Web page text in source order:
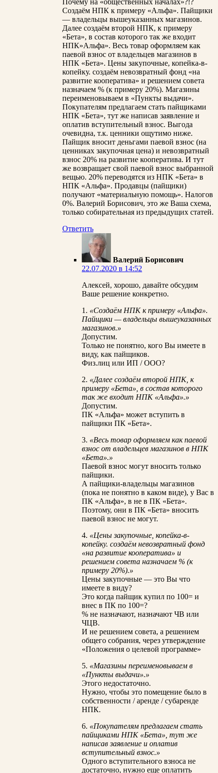
Почему на «общественных началах»?!?
Создаём НПК к примеру «Альфа». Пайщики
— владельцы вышеуказанных магазинов.
Далее создаём второй НПК, к примеру
«Бета», в состав которого так же входит
НПК»Альфа». Весь товар оформляем как
паевой взнос от владельцев магазинов в
НПК «Бета». Цены закупочные, копейка-в-
копейку. создаём невозвратный фонд «на
развитие кооператива» и решением совета
назначаем % (к примеру 20%). Магазины
переименовываем в «Пункты выдачи».
Покупателям предлагаем стать пайщиками
НПК «Бета», тут же написав заявление и
оплатив вступительный взнос. Выгода
очевидна, т.к. ценники ощутимо ниже.
Пайщик вносит деньгами паевой взнос (на
ценниках закупочная цена) и невозвратный
взнос 20% на развитие кооператива. И тут
же возвращает свой паевой взнос выбранной
вещью. 20% переводятся из НПК «Бета» в
НПК «Альфа». Продавцы (пайщики)
получают «материальную помощь». Налогов
0%. Валерий Борисович, это же Ваша схема,
только собирательная из предыдущих статей.
Ответить
Валерий Борисович
22.07.2020 в 14:52
Алексей, хорошо, давайте обсудим
Ваше решение конкретно.
1. «Создаём НПК к примеру «Альфа».
Пайщики — владельцы вышеуказанных
магазинов.»
Допустим.
Только не понятно, кого Вы имеете в
виду, как пайщиков.
Физ.лиц или ИП / ООО?
2. «Далее создаём второй НПК, к
примеру «Бета», в состав которого
так же входит НПК «Альфа».»
Допустим.
ПК «Альфа» может вступить в
пайщики ПК «Бета».
3. «Весь товар оформляем как паевой
взнос от владельцев магазинов в НПК
«Бета».»
Паевой взнос могут вносить только
пайщики.
А пайщики-владельцы магазинов
(пока не понятно в каком виде), у Вас в
ПК «Альфа», в не в ПК «Бета».
Поэтому, они в ПК «Бета» вносить
паевой взнос не могут.
4. «Цены закупочные, копейка-в-
копейку. создаём невозвратный фонд
«на развитие кооператива» и
решением совета назначаем % (к
примеру 20%).»
Цены закупочные — это Вы что
имеете в виду?
Это когда пайщик купил по 100= и
внес в ПК по 100=?
% не назначают, назначают ЧВ или
ЧЦВ.
И не решением совета, а решением
общего собрания, через утверждение
«Положения о целевой программе»
5. «Магазины переименовываем в
«Пункты выдачи».»
Этого недостаточно.
Нужно, чтобы это помещение было в
собственности / аренде / субаренде
НПК.
6. «Покупателям предлагаем стать
пайщиками НПК «Бета», тут же
написав заявление и оплатив
вступительный взнос.»
Одного вступительного взноса не
достаточно, нужно еще оплатить